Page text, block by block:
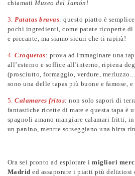
chiamati Museo del Jamón !
3. Patatas bravas: questo piatto è
pochi ingredienti, come patate ricoperte di
e piccante, ma siamo sicuri che ti rapirà!
4.Croquetas: prova ad immaginare una
all’esterno e soffice all’interno, ripiena
(prosciutto, formaggio, verdure,
sono una delle tapas più buone e famose,
5.Calamares fritos: non solo sapori di
fantastiche ricette di mare e questa tapa è
spagnoli amano mangiare calamari fritti,
un panino, mentre sorseggiano una birra
Ora sei pronto ad esplorare imigliori
Madrid ed assaporare i piatti più deliziosi